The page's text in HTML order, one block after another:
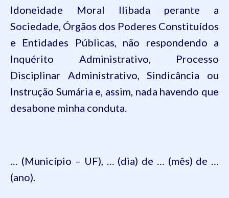
Idoneidade Moral Ilibada perante a
Sociedade, Órgãos dos Poderes Constituídos
e Entidades Públicas, não respondendo a
Inquérito Administrativo, Processo
Disciplinar Administrativo, Sindicância ou
Instrução Sumária e, assim, nada havendo que
desabone minha conduta.
… (Município – UF), … (dia) de … (mês) de …
(ano).